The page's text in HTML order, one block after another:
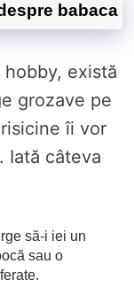
babaca
există
grozave pe
îi vor
Iată câteva
să-i iei un
sau o